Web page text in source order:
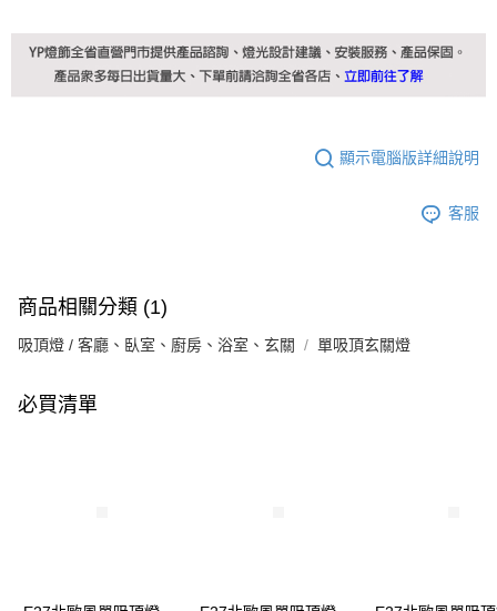
顯示電腦版詳細說明
客服
商品相關分類 (1)
吸頂燈 / 客廳、臥室、廚房、浴室、玄關 單吸頂玄關燈
必買清單